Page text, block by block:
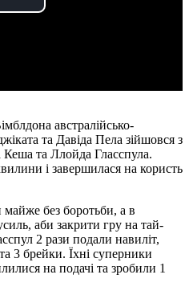
Play
австралійсько-
та Давіда Пела зійшовся з
та Ллойда Гласспула.
і завершилася на користь
без боротьби, а в
аби закрити гру на тай-
2 рази подали навиліт,
3 брейки. Їхні суперники
на подачі та зробили 1